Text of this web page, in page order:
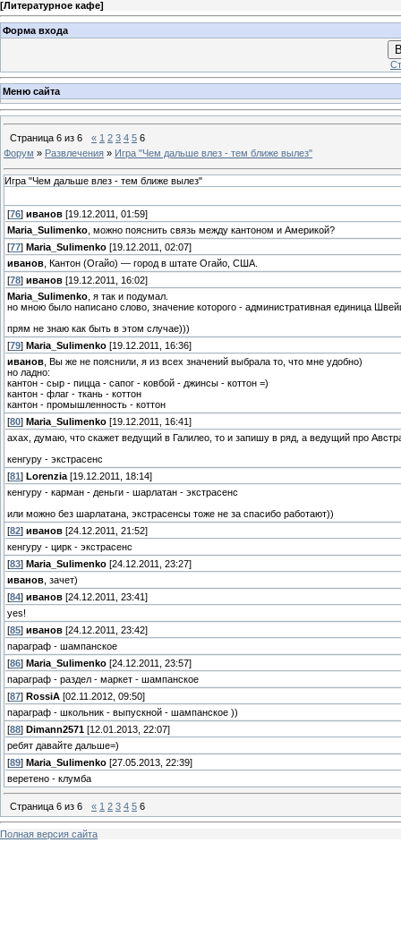
[Литературное кафе]
Форма входа
Меню сайта
Страница 6 из 6 « 1 2 3 4 5 6
Форум » Развлечения » Игра "Чем дальше влез - тем ближе вылез"
Игра "Чем дальше влез - тем ближе вылез"
[76] иванов [19.12.2011, 01:59]
Maria_Sulimenko , можно пояснить связь между кантоном и Америкой?
[77] Maria_Sulimenko [19.12.2011, 02:07]
иванов , Кантон (Огайо) — город в штате Огайо, США.
[78] иванов [19.12.2011, 16:02]
Maria_Sulimenko , я так и подумал.
но мною было написано слово, значение которого - административная единица
прям не знаю как быть в этом случае)))
[79] Maria_Sulimenko [19.12.2011, 16:36]
иванов , Вы же не пояснили, я из всех значений выбрала то, что мне удобно)
но ладно:
кантон - сыр - пицца - сапог - ковбой - джинсы - коттон =)
кантон - флаг - ткань - коттон
кантон - промышленность - коттон
[80] Maria_Sulimenko [19.12.2011, 16:41]
ахах, думаю, что скажет ведущий в Галилео, то и запишу в ряд, а ведущий про
кенгуру - экстрасенс
[81 ] Lorenzia [19.12.2011, 18:14]
кенгуру - карман - деньги - шарлатан - экстрасенс
или можно без шарлатана, экстрасенсы тоже не за спасибо работают))
[82] иванов [24.12.2011, 21:52]
кенгуру - цирк - экстрасенс
[83] Maria_Sulimenko [24.12.2011, 23:27]
иванов , зачет)
[84] иванов [24.12.2011, 23:41]
yes!
[85] иванов [24.12.2011, 23:42]
параграф - шампанское
[86] Maria_Sulimenko [24.12.2011, 23:57]
параграф - раздел - маркет - шампанское
[87] RossiA [02.11.2012, 09:50]
параграф - школьник - выпускной - шампанское ))
[88] Dimann2571 [12.01.2013, 22:07]
ребят давайте дальше=)
[89] Maria_Sulimenko [27.05.2013, 22:39]
веретено - клумба
Страница 6 из 6 « 1 2 3 4 5 6
Полная версия сайта